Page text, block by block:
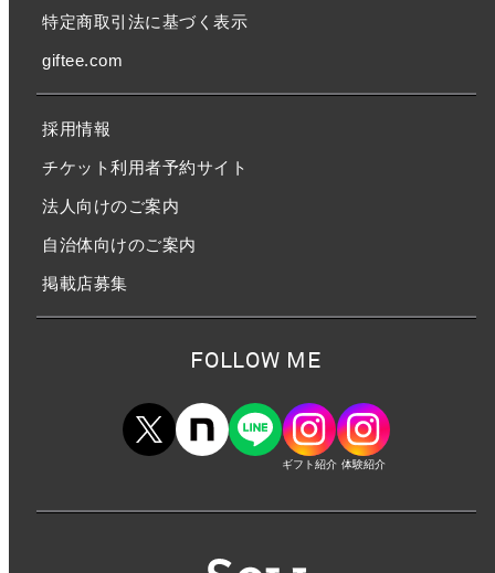
特定商取引法に基づく表示
giftee.com
採用情報
チケット利用者予約サイト
法人向けのご案内
自治体向けのご案内
掲載店募集
FOLLOW ME
ギフト紹介 体験紹介